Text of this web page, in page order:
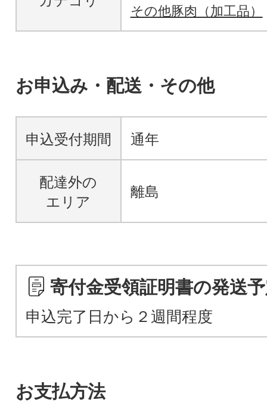
その他豚肉（加工品）
お申込み・配送・その他
申込受付期間 通年
配達外の
エリア
離島
寄付金受領証明書の発送
申込完了日から２週間程度
お支払方法